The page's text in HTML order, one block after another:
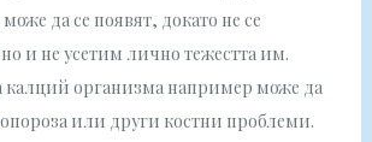
да се появят, докато не се
и не усетим лично тежестта им.
калций организма например може да
или други костни проблеми.